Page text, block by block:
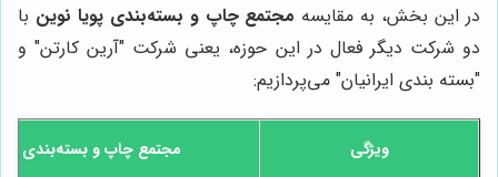
در این بخش، به مقایسه مجتمع چاپ و بسته‌بندی پویا نوین با
دو شرکت دیگر فعال در این حوزه، یعنی شرکت "آرین کارتن" و
"بسته بندی ایرانیان" می‌پردازیم:
ویژگی مجتمع چاپ و بسته‌بندی